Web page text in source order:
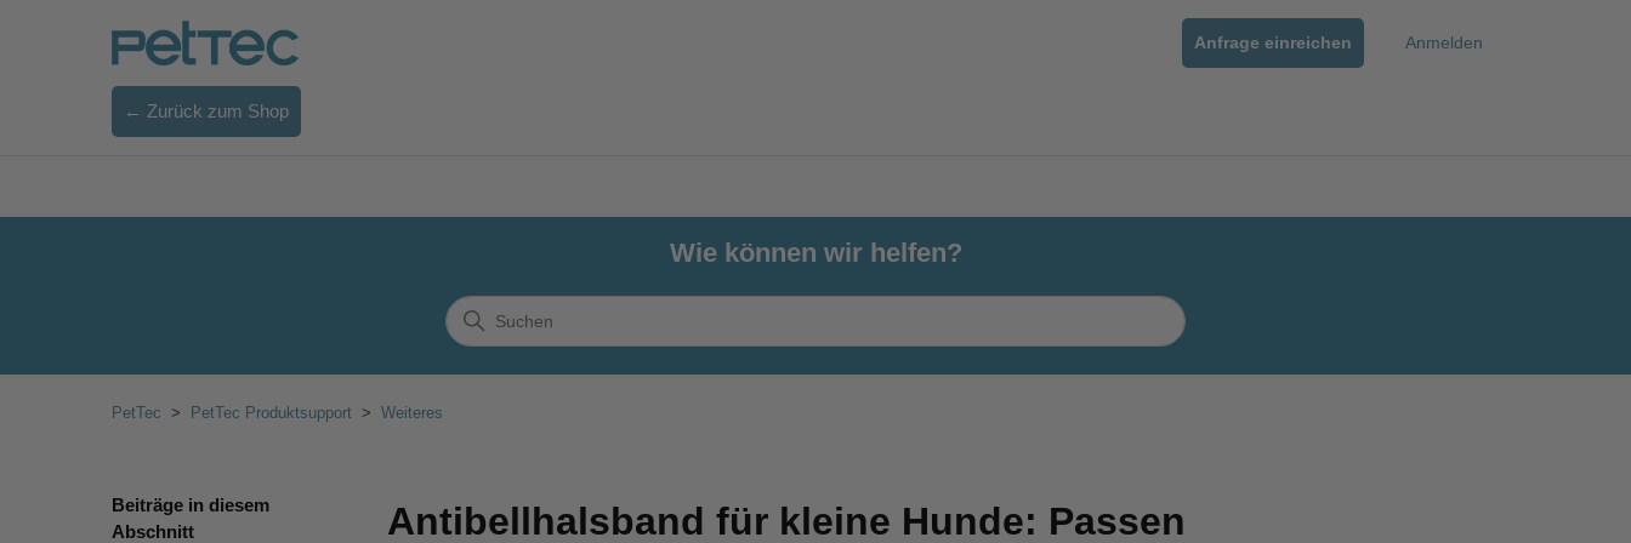
Anfrage einreichen Anmelden
← Zurück zum Shop
Wie können wir helfen?
PetTec PetTec Produktsupport Weiteres
Beiträge in diesem
Abschnitt
Antibellhalsband für kleine Hunde: Passen